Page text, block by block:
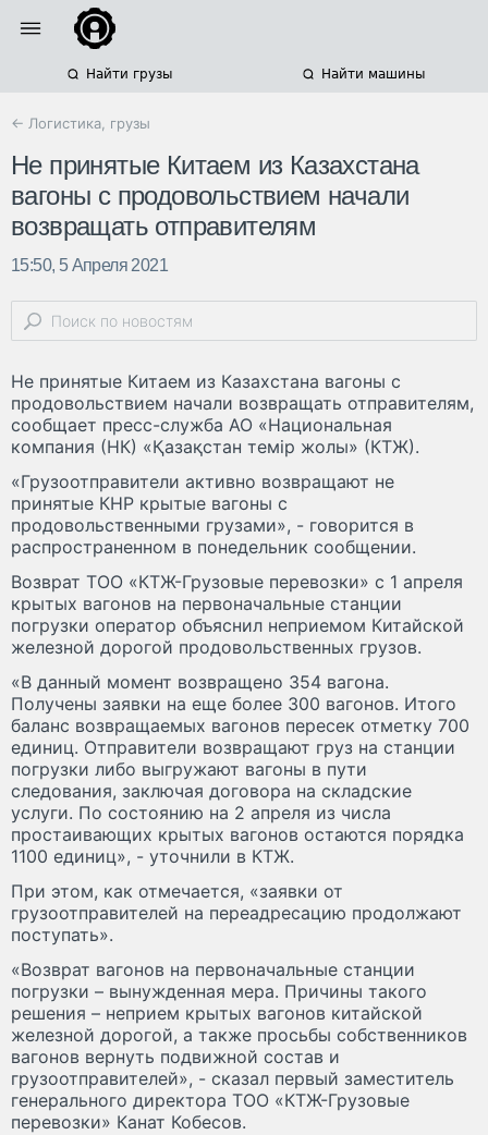
Найти грузы Найти машины
← Логистика, грузы
Не принятые Китаем из Казахстана
вагоны с продовольствием начали
возвращать отправителям
15:50, 5 Апреля 2021
Не принятые Китаем из Казахстана вагоны с
продовольствием начали возвращать отправителям,
сообщает пресс-служба АО «Национальная
компания (НК) «Қазақстан темір жолы» (КТЖ).
«Грузоотправители активно возвращают не
принятые КНР крытые вагоны с
продовольственными грузами», - говорится в
распространенном в понедельник сообщении.
Возврат ТОО «КТЖ-Грузовые перевозки» с 1 апреля
крытых вагонов на первоначальные станции
погрузки оператор объяснил неприемом Китайской
железной дорогой продовольственных грузов.
«В данный момент возвращено 354 вагона.
Получены заявки на еще более 300 вагонов. Итого
баланс возвращаемых вагонов пересек отметку 700
единиц. Отправители возвращают груз на станции
погрузки либо выгружают вагоны в пути
следования, заключая договора на складские
услуги. По состоянию на 2 апреля из числа
простаивающих крытых вагонов остаются порядка
1100 единиц», - уточнили в КТЖ.
При этом, как отмечается, «заявки от
грузоотправителей на переадресацию продолжают
поступать».
«Возврат вагонов на первоначальные станции
погрузки – вынужденная мера. Причины такого
решения – неприем крытых вагонов китайской
железной дорогой, а также просьбы собственников
вагонов вернуть подвижной состав и
грузоотправителей», - сказал первый заместитель
генерального директора ТОО «КТЖ-Грузовые
перевозки» Канат Кобесов.